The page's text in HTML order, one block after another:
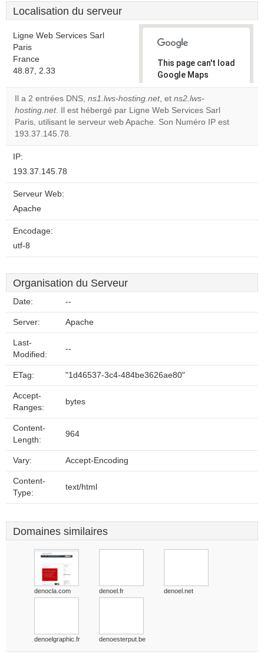
Localisation du serveur
Ligne Web Services Sarl
Paris
France
48.87, 2.33
This page can't load
Google Maps
correctly.
Do you
own this
OK
Il a 2 entrées DNS, ns1.lws-hosting.net, et ns2.lws-
hosting.net. Il est hébergé par Ligne Web Services Sarl
Paris, utilisant le serveur web Apache. Son Numéro IP est
193.37.145.78.
IP:
193.37.145.78
Serveur Web:
Apache
Encodage:
utf-8
Organisation du Serveur
Date: --
Server: Apache
Last-
Modified:
--
ETag: "1d46537-3c4-484be3626ae80"
Accept-
Ranges:
bytes
Content-
Length:
964
Vary: Accept-Encoding
Content-
Type:
text/html
Domaines similaires
denocla.com denoel.fr denoel.net
denoelgraphic.fr denoesterput.be